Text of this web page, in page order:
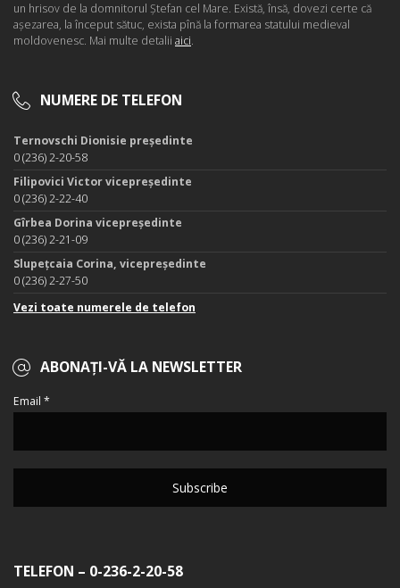
un hrisov de la domnitorul Ştefan cel Mare. Există, însă, dovezi certe că
aşezarea, la început sătuc, exista pînă la formarea statului medieval
moldovenesc. Mai multe detalii aici.
NUMERE DE TELEFON
Ternovschi Dionisie președinte
0 (236) 2-20-58
Filipovici Victor vicepreședinte
0 (236) 2-22-40
Gîrbea Dorina vicepreședinte
0 (236) 2-21-09
Slupețcaia Corina, vicepreședinte
0 (236) 2-27-50
Vezi toate numerele de telefon
ABONAȚI-VĂ LA NEWSLETTER
Email *
TELEFON – 0-236-2-20-58